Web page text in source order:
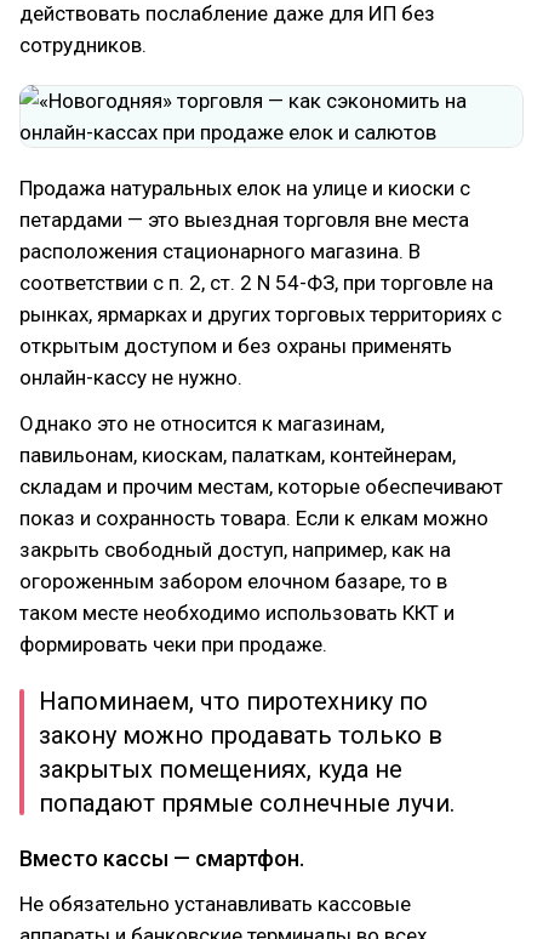
действовать послабление даже для ИП без
сотрудников.
Продажа натуральных елок на улице и киоски с
петардами — это выездная торговля вне места
расположения стационарного магазина. В
соответствии с п. 2, ст. 2 N 54-ФЗ, при торговле на
рынках, ярмарках и других торговых территориях с
открытым доступом и без охраны применять
онлайн-кассу не нужно.
Однако это не относится к магазинам,
павильонам, киоскам, палаткам, контейнерам,
складам и прочим местам, которые обеспечивают
показ и сохранность товара. Если к елкам можно
закрыть свободный доступ, например, как на
огороженным забором елочном базаре, то в
таком месте необходимо использовать ККТ и
формировать чеки при продаже.
Напоминаем, что пиротехнику по
закону можно продавать только в
закрытых помещениях, куда не
попадают прямые солнечные лучи.
Вместо кассы — смартфон.
Не обязательно устанавливать кассовые